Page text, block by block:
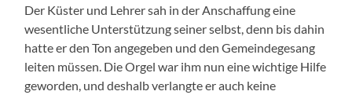
Der Küster und Lehrer sah in der Anschaffung eine
wesentliche Unterstützung seiner selbst, denn bis dahin
hatte er den Ton angegeben und den Gemeindegesang
leiten müssen. Die Orgel war ihm nun eine wichtige Hilfe
geworden, und deshalb verlangte er auch keine